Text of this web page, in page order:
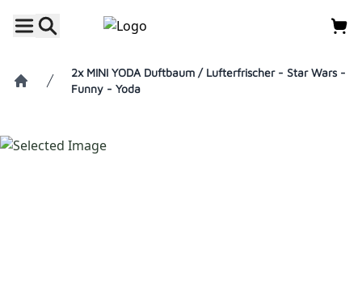
2x MINI YODA Duftbaum / Lufterfrischer - Star Wars -
Funny - Yoda